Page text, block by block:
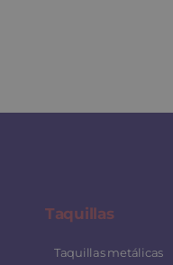
Taquillas
Taquillas metálicas